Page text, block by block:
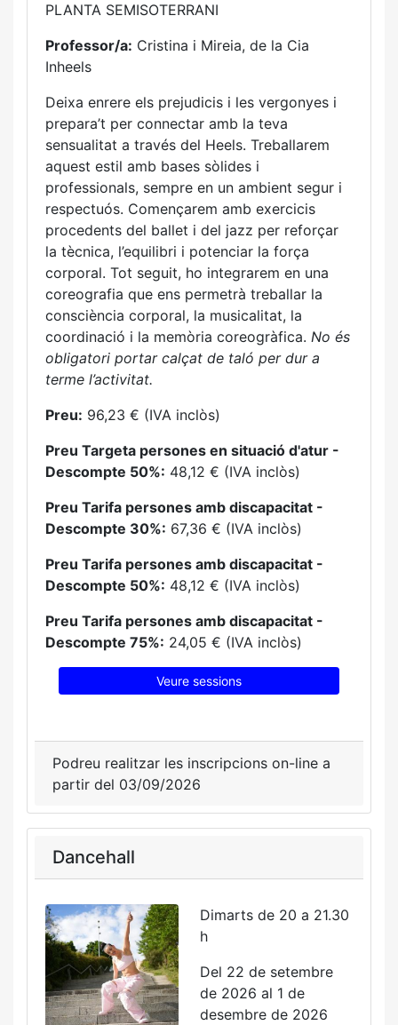
PLANTA SEMISOTERRANI
Professor/a: Cristina i Mireia, de la Cia
Inheels
Deixa enrere els prejudicis i les vergonyes i
prepara’t per connectar amb la teva
sensualitat a través del Heels. Treballarem
aquest estil amb bases sòlides i
professionals, sempre en un ambient segur i
respectuós. Començarem amb exercicis
procedents del ballet i del jazz per reforçar
la tècnica, l’equilibri i potenciar la força
corporal. Tot seguit, ho integrarem en una
coreografia que ens permetrà treballar la
consciència corporal, la musicalitat, la
coordinació i la memòria coreogràfica. No és
obligatori portar calçat de taló per dur a
terme l’activitat.
Preu: 96,23 € (IVA inclòs)
Preu Targeta persones en situació d'atur -
Descompte 50%: 48,12 € (IVA inclòs)
Preu Tarifa persones amb discapacitat -
Descompte 30%: 67,36 € (IVA inclòs)
Preu Tarifa persones amb discapacitat -
Descompte 50%: 48,12 € (IVA inclòs)
Preu Tarifa persones amb discapacitat -
Descompte 75%: 24,05 € (IVA inclòs)
Veure sessions
Podreu realitzar les inscripcions on-line a
partir del 03/09/2026
Dancehall
Dimarts de 20 a 21.30
h
Del 22 de setembre
de 2026 al 1 de
desembre de 2026